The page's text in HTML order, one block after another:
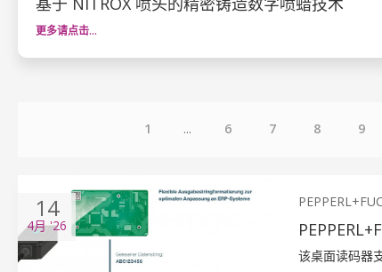
更多请点击…
1 ... 6 7 8 9
14
4月'26
该桌面读码器